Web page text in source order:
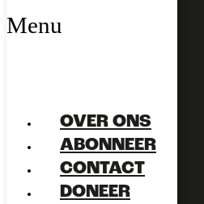
Menu
OVER ONS
ABONNEER
CONTACT
DONEER